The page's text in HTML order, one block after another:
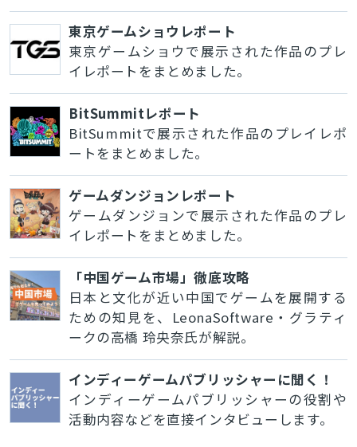
東京ゲームショウレポート
東京ゲームショウで展示された作品のプレ
イレポートをまとめました。
BitSummitレポート
BitSummitで展示された作品のプレイレポ
ートをまとめました。
ゲームダンジョンレポート
ゲームダンジョンで展示された作品のプレ
イレポートをまとめました。
「中国ゲーム市場」徹底攻略
日本と文化が近い中国でゲームを展開する
ための知見を、LeonaSoftware・グラティ
ークの高橋 玲央奈氏が解説。
インディーゲームパブリッシャーに聞く！
インディーゲームパブリッシャーの役割や
活動内容などを直接インタビューします。